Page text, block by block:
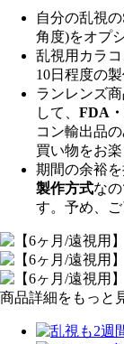
自分の乱視
角度)をオプ
乱視用カラ
10日程度の製
ランレンズ商
して、 FDA
コン輸出品
買い物をお楽
期間の余裕
製作方式な
す。予め、ご
商品詳細をもっと